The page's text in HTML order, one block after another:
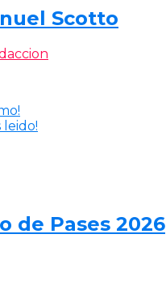
Scotto
leido!
de Pases 2026